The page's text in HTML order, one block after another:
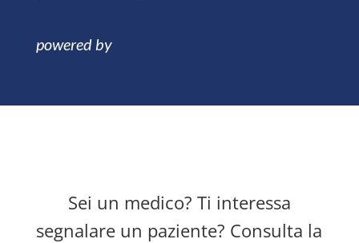
Sei un medico? Ti interessa
segnalare un paziente? Consulta la